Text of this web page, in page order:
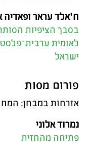
ח'אלד עראר ופאדיה
בסבך הציפיות
לאומית
ישראל
פורום מסות
אזרחות במבחן:
נמרוד אלוני
פתיחה מהחזית